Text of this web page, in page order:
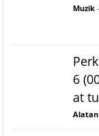
Muzik
6
at
Alatan